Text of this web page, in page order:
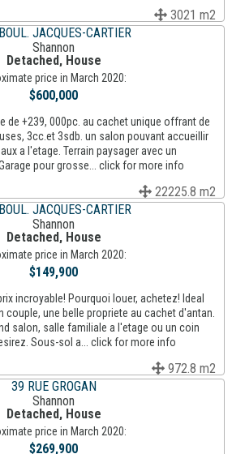
3021 m2
JACQUES-CARTIER
Shannon
Detached, House
price in March 2020:
$600,000
de +239, 000pc. au cachet unique offrant de
3cc.et 3sdb. un salon pouvant accueillir
a l'etage. Terrain paysager avec un
pour grosse... click for more info
22225.8 m2
JACQUES-CARTIER
Shannon
Detached, House
price in March 2020:
$149,900
incroyable! Pourquoi louer, achetez! Ideal
couple, une belle propriete au cachet d'antan.
salon, salle familiale a l'etage ou un coin
Sous-sol a... click for more info
972.8 m2
39 RUE GROGAN
Shannon
Detached, House
price in March 2020:
$269,900